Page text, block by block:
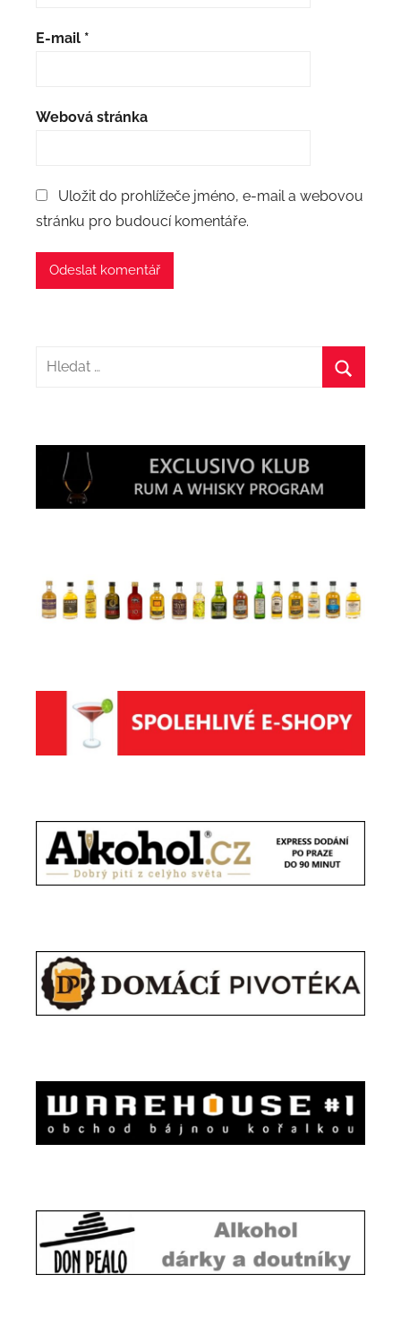
E-mail *
Webová stránka
Uložit do prohlížeče jméno, e-mail a webovou
stránku pro budoucí komentáře.
Hledat: